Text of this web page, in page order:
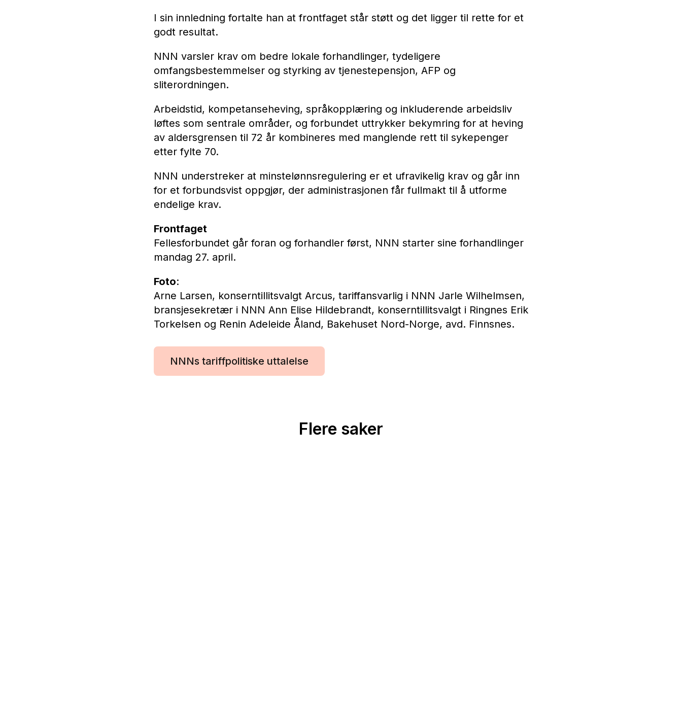
I sin innledning fortalte han at frontfaget står støtt og det ligger til rette for et
godt resultat.
NNN varsler krav om bedre lokale forhandlinger, tydeligere
omfangsbestemmelser og styrking av tjenestepensjon, AFP og
sliterordningen.
Arbeidstid, kompetanseheving, språkopplæring og inkluderende arbeidsliv
løftes som sentrale områder, og forbundet uttrykker bekymring for at heving
av aldersgrensen til 72 år kombineres med manglende rett til sykepenger
etter fylte 70.
NNN understreker at minstelønnsregulering er et ufravikelig krav og går inn
for et forbundsvist oppgjør, der administrasjonen får fullmakt til å utforme
endelige krav.
Frontfaget
Fellesforbundet går foran og forhandler først, NNN starter sine forhandlinger
mandag 27. april.
Foto:
Arne Larsen, konserntillitsvalgt Arcus, tariffansvarlig i NNN Jarle Wilhelmsen,
bransjesekretær i NNN Ann Elise Hildebrandt, konserntillitsvalgt i Ringnes Erik
Torkelsen og Renin Adeleide Åland, Bakehuset Nord-Norge, avd. Finnsnes.
NNNs tariffpolitiske uttalelse
Flere saker